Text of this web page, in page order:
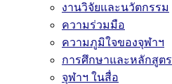
งานวิจัยและนวัตกรรม
ความร่วมมือ
ความภูมิใจของจุฬาฯ
การศึกษาและหลักสูตร
จุฬาฯ ในสื่อ